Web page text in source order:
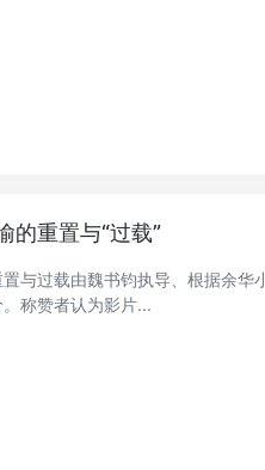
的重置与“过载”
与过载由魏书钧执导、根据余
称赞者认为影片...